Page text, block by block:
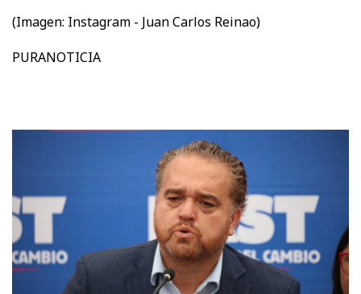
(Imagen: Instagram - Juan Carlos Reinao)
PURANOTICIA